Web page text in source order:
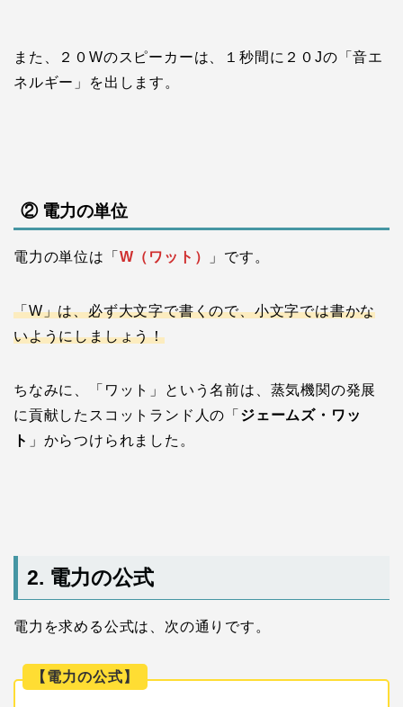
また、２０Wのスピーカーは、１秒間に２０Jの「音エ
ネルギー」を出します。
② 電力の単位
電力の単位は「 W（ワット） 」です。
「W」は、必ず大文字で書くので、小文字では書かな
いようにしましょう！
ちなみに、「ワット」という名前は、蒸気機関の発展
に貢献したスコットランド人の「 ジェームズ・ワッ
ト 」からつけられました。
2. 電力の公式
電力を求める公式は、次の通りです。
【電力の公式】